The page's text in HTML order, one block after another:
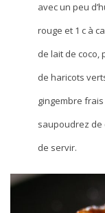
avec un peu
rouge et 1 c à
de lait de coco,
de haricots
gingembre
saupoudrez de
de servir.